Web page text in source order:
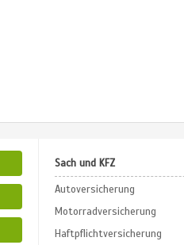
Sach und KFZ
Autoversicherung
Motorradversicherung
Haftpflichtversicherung